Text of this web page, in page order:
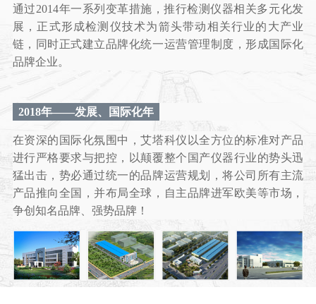
通过2014年一系列变革措施，推行检测仪器相关多元化发
展，正式形成检测仪技术为箭头带动相关行业的大产业
链，同时正式建立品牌化统一运营管理制度，形成国际化
品牌企业。
2018年——发展、国际化年
在资深的国际化氛围中，艾塔科仪以全方位的标准对产品
进行严格要求与把控，以颠覆整个国产仪器行业的势头迅
猛出击，势必通过统一的品牌运营规划，将公司所有主流
产品推向全国，并布局全球，自主品牌进军欧美等市场，
争创知名品牌、强势品牌！